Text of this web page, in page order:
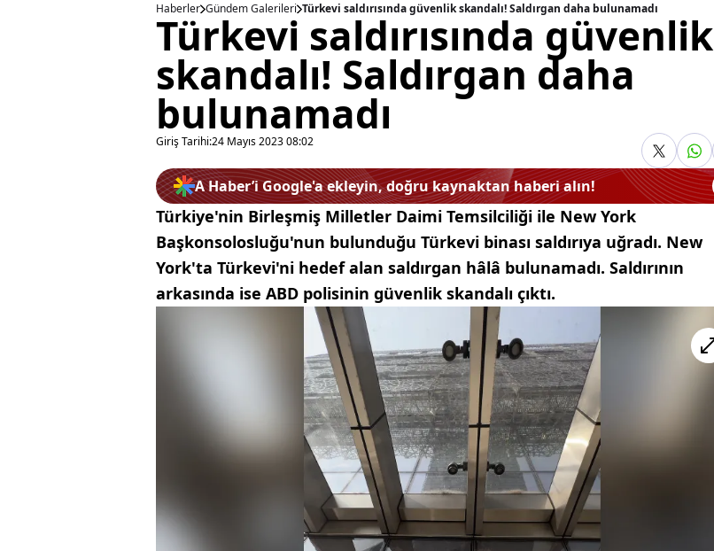
Haberler Gündem Galerileri Türkevi saldırısında güvenlik skandalı! Saldırgan daha bulunamadı
Türkevi saldırısında güvenlik
skandalı! Saldırgan daha
bulunamadı
Giriş Tarihi:24 Mayıs 2023 08:02
A Haber’i Google'a ekleyin, doğru kaynaktan haberi alın!
Türkiye'nin Birleşmiş Milletler Daimi Temsilciliği ile New York
Başkonsolosluğu'nun bulunduğu Türkevi binası saldırıya uğradı. New
York'ta Türkevi'ni hedef alan saldırgan hâlâ bulunamadı. Saldırının
arkasında ise ABD polisinin güvenlik skandalı çıktı.